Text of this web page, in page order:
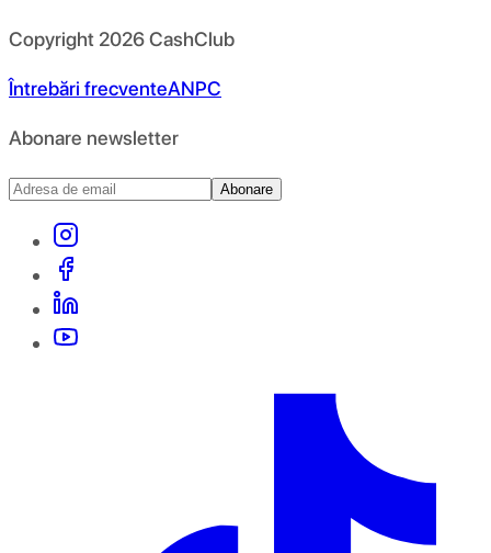
Copyright 2026CashClub
Întrebări frecventeANPC
Abonare newsletter
Abonare